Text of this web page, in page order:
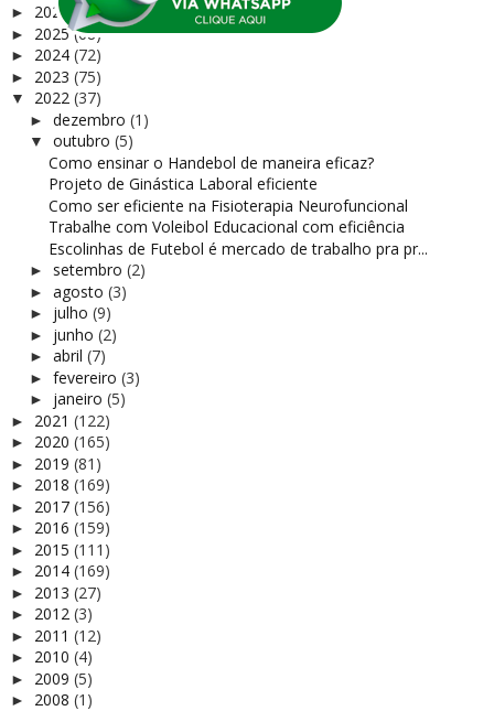
► 2026(9)
► 2025(68)
► 2024 (72)
► 2023 (75)
▼ 2022 (37)
► dezembro (1)
▼ outubro (5)
Como ensinar o Handebol de maneira eficaz?
Projeto de Ginástica Laboral eficiente
Como ser eficiente na Fisioterapia Neurofuncional
Trabalhe com Voleibol Educacional com eficiência
Escolinhas de Futebol é mercado de trabalho pra pr...
► setembro (2)
► agosto (3)
► julho (9)
► junho (2)
► abril (7)
► fevereiro (3)
► janeiro (5)
► 2021 (122)
► 2020 (165)
► 2019 (81)
► 2018 (169)
► 2017 (156)
► 2016 (159)
► 2015 (111)
► 2014 (169)
► 2013 (27)
► 2012 (3)
► 2011 (12)
► 2010 (4)
► 2009 (5)
► 2008 (1)